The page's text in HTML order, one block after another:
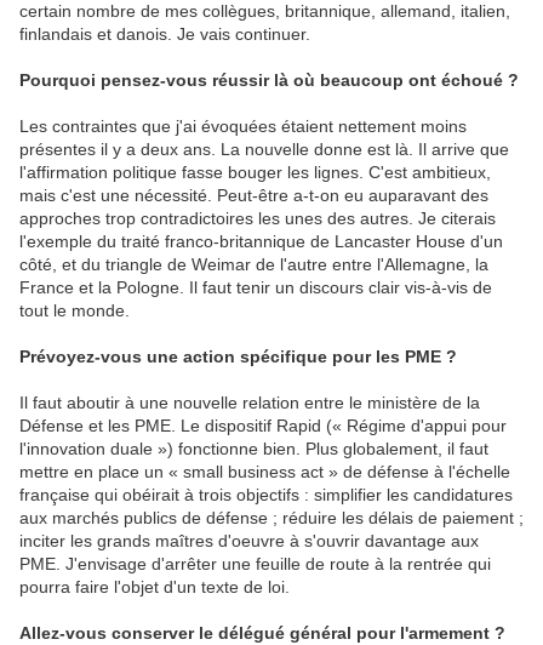
certain nombre de mes collègues, britannique, allemand, italien,
finlandais et danois. Je vais continuer.
Pourquoi pensez-vous réussir là où beaucoup ont échoué ?
Les contraintes que j'ai évoquées étaient nettement moins
présentes il y a deux ans. La nouvelle donne est là. Il arrive que
l'affirmation politique fasse bouger les lignes. C'est ambitieux,
mais c'est une nécessité. Peut-être a-t-on eu auparavant des
approches trop contradictoires les unes des autres. Je citerais
l'exemple du traité franco-britannique de Lancaster House d'un
côté, et du triangle de Weimar de l'autre entre l'Allemagne, la
France et la Pologne. Il faut tenir un discours clair vis-à-vis de
tout le monde.
Prévoyez-vous une action spécifique pour les PME ?
Il faut aboutir à une nouvelle relation entre le ministère de la
Défense et les PME. Le dispositif Rapid (« Régime d'appui pour
l'innovation duale ») fonctionne bien. Plus globalement, il faut
mettre en place un « small business act » de défense à l'échelle
française qui obéirait à trois objectifs : simplifier les candidatures
aux marchés publics de défense ; réduire les délais de paiement ;
inciter les grands maîtres d'oeuvre à s'ouvrir davantage aux
PME. J'envisage d'arrêter une feuille de route à la rentrée qui
pourra faire l'objet d'un texte de loi.
Allez-vous conserver le délégué général pour l'armement ?